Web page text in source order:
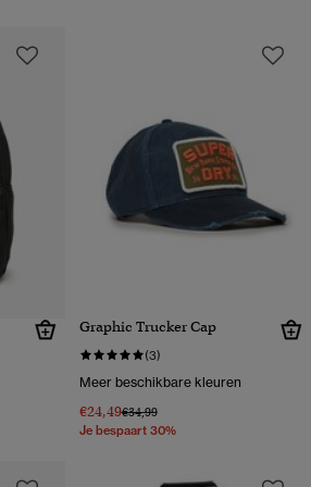
Graphic Trucker Cap
(3)
Meer beschikbare kleuren
€24,49Prijs verlaagd van
€34,99naar
Je bespaart 30%